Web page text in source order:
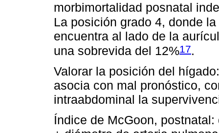
morbimortalidad posnatal
La posición grado 4, donde
encuentra al lado de la
una sobrevida del 12%17.
Valorar la posición del
asocia con mal pronóstico,
intraabdominal la
Índice de McGoon,